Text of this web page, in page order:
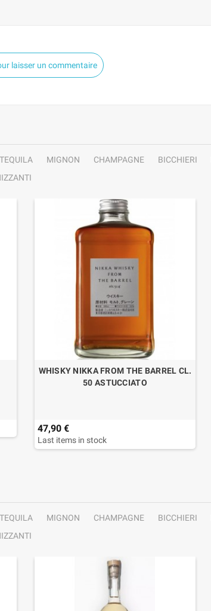
laisser un commentaire
TEQUILA MIGNON CHAMPAGNE BICCHIERI
WHISKY NIKKA FROM THE BARREL CL.
50 ASTUCCIATO
47,90 €
Last items in stock
TEQUILA MIGNON CHAMPAGNE BICCHIERI